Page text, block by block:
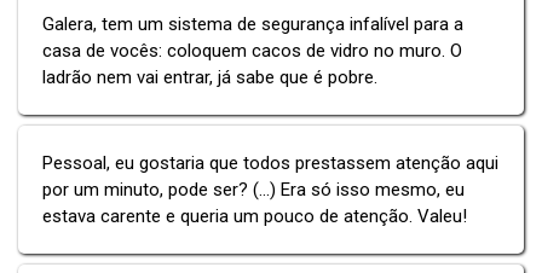
Galera, tem um sistema de segurança infalível para a
casa de vocês: coloquem cacos de vidro no muro. O
ladrão nem vai entrar, já sabe que é pobre.
Pessoal, eu gostaria que todos prestassem atenção aqui
por um minuto, pode ser? (...) Era só isso mesmo, eu
estava carente e queria um pouco de atenção. Valeu!